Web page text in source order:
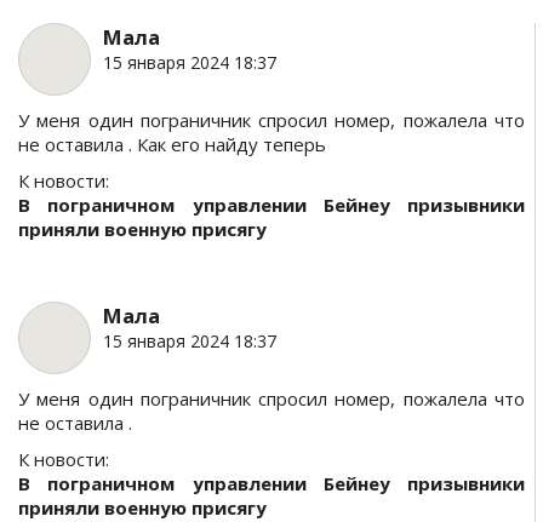
Мала
15 января 2024 18:37
У меня один пограничник спросил номер, пожалела что
не оставила . Как его найду теперь
К новости:
В пограничном управлении Бейнеу призывники
приняли военную присягу
Мала
15 января 2024 18:37
У меня один пограничник спросил номер, пожалела что
не оставила .
К новости:
В пограничном управлении Бейнеу призывники
приняли военную присягу